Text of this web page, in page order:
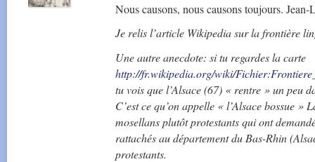
Nous causons, nous causons toujours. Jean-
Je relis l’article Wikipedia sur la frontière
Une autre anecdote: si tu regardes la carte
http://fr.wikipedia.org/wiki/
tu vois que l’Alsace (67) « rentre » un peu
C’est ce qu’on appelle « l’Alsace bossue »
mosellans plutôt protestants qui ont
rattachés au département du Bas-Rhin
protestants.